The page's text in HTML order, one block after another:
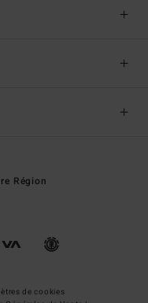
Région
de cookies